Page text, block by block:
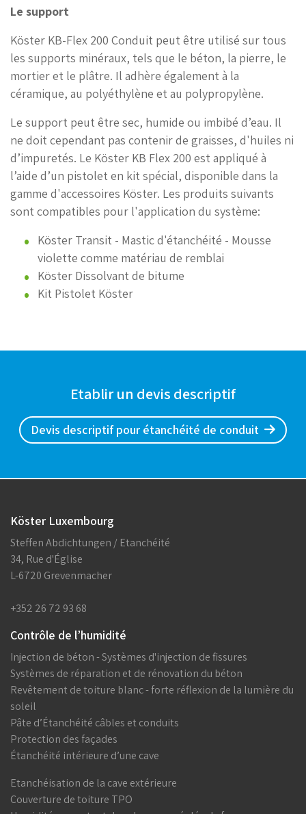
Le support
Köster KB-Flex 200 Conduit peut être utilisé sur tous
les supports minéraux, tels que le béton, la pierre, le
mortier et le plâtre. Il adhère également à la
céramique, au polyéthylène et au polypropylène.
Le support peut être sec, humide ou imbibé d’eau. Il
ne doit cependant pas contenir de graisses, d'huiles ni
d’impuretés. Le Köster KB Flex 200 est appliqué à
l’aide d’un pistolet en kit spécial, disponible dans la
gamme d'accessoires Köster. Les produits suivants
sont compatibles pour l'application du système:
Köster Transit - Mastic d'étanchéité - Mousse
violette comme matériau de remblai
Köster Dissolvant de bitume
Kit Pistolet Köster
Etablir un devis descriptif
Devis descriptif pour étanchéité de conduit
Köster Luxembourg
Steffen Abdichtungen / Etanchéité
34, Rue d'Église
L-6720 Grevenmacher
+352 26 72 93 68
Contrôle de l’humidité
Injection de béton - Systèmes d'injection de fissures
Systèmes de réparation et de rénovation du béton
Revêtement de toiture blanc - forte réflexion de la lumière du
soleil
Pâte d’Étanchéité câbles et conduits
Protection des façades
Étanchéité intérieure d’une cave
Etanchéisation de la cave extérieure
Couverture de toiture TPO